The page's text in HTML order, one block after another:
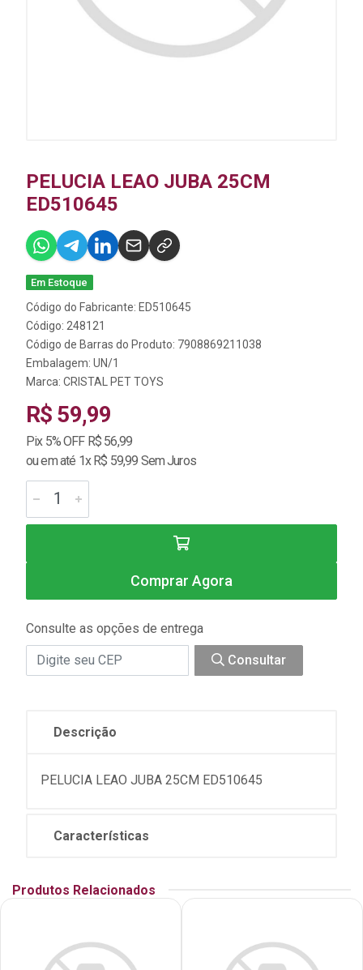
PELUCIA LEAO JUBA 25CM
ED510645
Em Estoque
Código do Fabricante: ED510645
Código: 248121
Código de Barras do Produto: 7908869211038
Embalagem: UN/1
Marca: CRISTAL PET TOYS
R$ 59,99
Pix 5% OFF R$ 56,99
ou em até 1x R$ 59,99 Sem Juros
Comprar Agora
Consulte as opções de entrega
Consultar
Descrição
PELUCIA LEAO JUBA 25CM ED510645
Características
Produtos Relacionados